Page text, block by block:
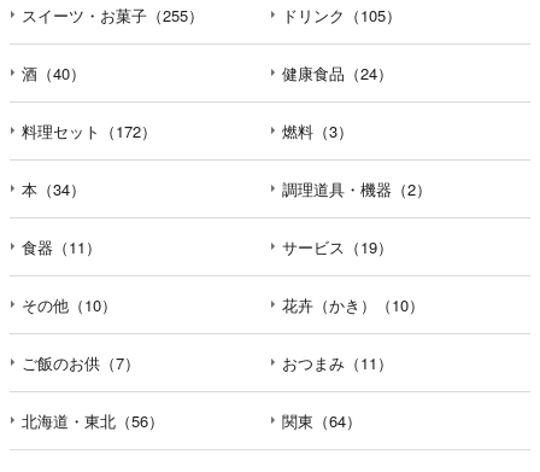
スイーツ・お菓子（255） ドリンク（105）
酒（40） 健康食品（24）
料理セット（172） 燃料（3）
本（34） 調理道具・機器（2）
食器（11） サービス（19）
その他（10） 花卉（かき）（10）
ご飯のお供（7） おつまみ（11）
北海道・東北（56） 関東（64）